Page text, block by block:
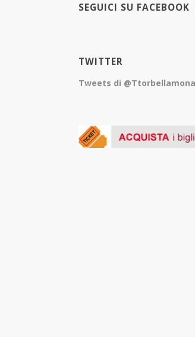
SEGUICI SU FACEBOOK
TWITTER
Tweets di